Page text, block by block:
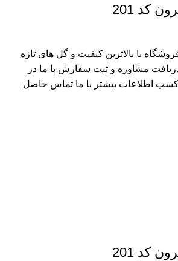
کد 201
با بالاترین کیفیت و گل های تازه
مشاوره و ثبت سفارش با ما در
کسب اطلاعات بیشتر با ما تماس حاصل
کد 201